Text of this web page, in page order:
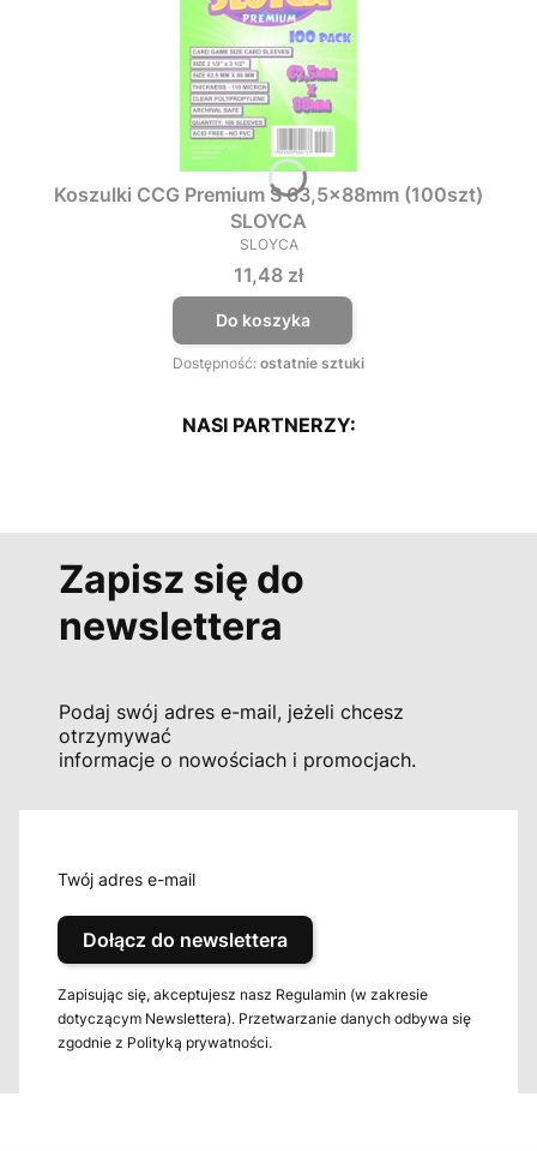
Koszulki CCG Premium S 63,5x88mm (100szt)
SLOYCA
PRODUCENT
SLOYCA
Cena
11,48 zł
Do koszyka
Dostępność: ostatnie sztuki
NASI PARTNERZY:
Zapisz się do
newslettera
Podaj swój adres e-mail, jeżeli chcesz
otrzymywać
informacje o nowościach i promocjach.
Twój adres e-mail
Dołącz do newslettera
Zapisując się, akceptujesz nasz Regulamin (w zakresie
dotyczącym Newslettera). Przetwarzanie danych odbywa się
zgodnie z Polityką prywatności.